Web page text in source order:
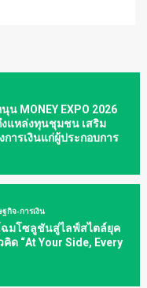
น MONEY EXPO 2026
งแหล่งทุนชุมชน เสริม
การเงินแก่ผู้ประกอบการ
ฐกิจ-การเงิน
ฉมโซลูชันสู่ไลฟ์สไตล์ยุค
ด “At Your Side, Every